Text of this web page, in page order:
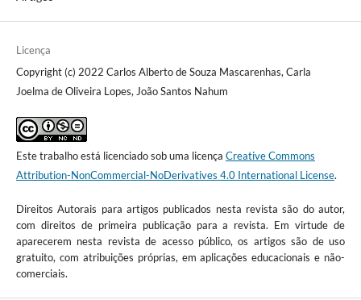
Licença
Copyright (c) 2022 Carlos Alberto de Souza Mascarenhas, Carla
Joelma de Oliveira Lopes, João Santos Nahum
Este trabalho está licenciado sob uma licença Creative Commons
Attribution-NonCommercial-NoDerivatives 4.0 International License.
Direitos Autorais para artigos publicados nesta revista são do autor,
com direitos de primeira publicação para a revista. Em virtude de
aparecerem nesta revista de acesso público, os artigos são de uso
gratuito, com atribuições próprias, em aplicações educacionais e não-
comerciais.